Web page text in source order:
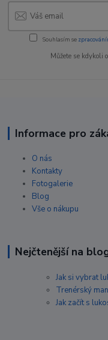
Souhlasím se
Můžete se
Informace pro
O nás
Kontakty
Fotogalerie
Blog
Vše o nákupu
Nejčtenější na
Jak si vybrat
Trenérský
Jak začít s